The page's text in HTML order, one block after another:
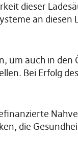
dieser
an diesen
um auch in den
Bei Erfolg
die